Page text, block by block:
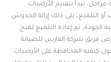
تبدأ بتقييم الأرضيات
التلميع، يلي ذلك إزالة الخدوش
ثم إعادة التلميع لمنح
فريق شركة الفارس للصيانة
كيفية المحافظة على الأرضيات